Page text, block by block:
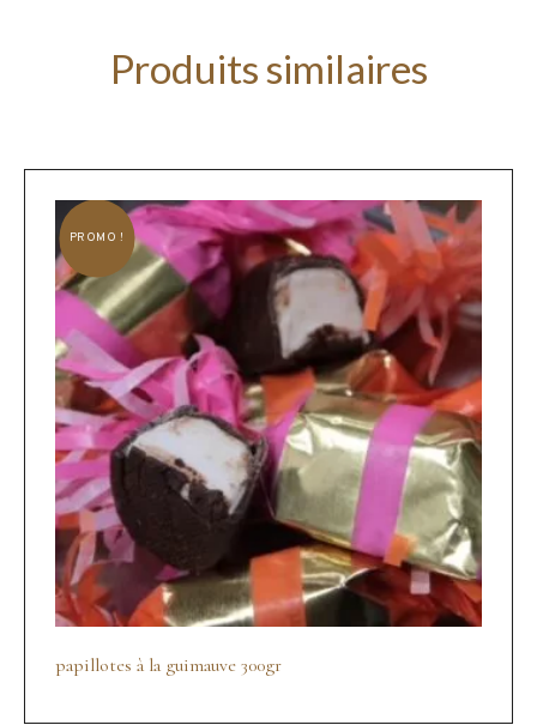
Produits similaires
PROMO !
papillotes à la guimauve 300gr